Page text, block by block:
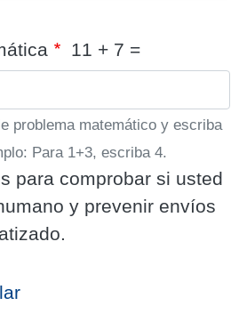
11 + 7 =
problema matemático y escriba
Para 1+3, escriba 4.
para comprobar si usted
y prevenir envíos